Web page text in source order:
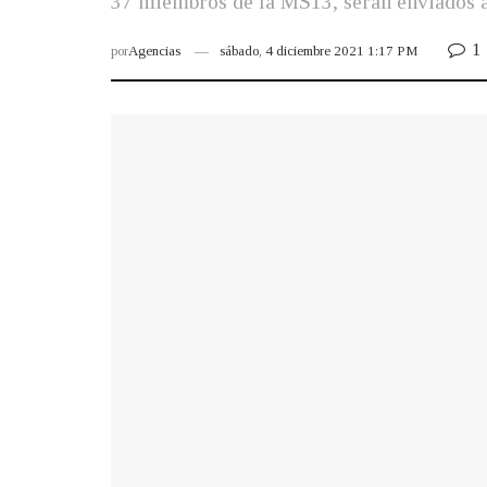
porAgencias sábado, 4 diciembre 2021 1:17 PM 1